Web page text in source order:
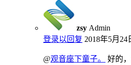
zsy Admin
登录以回复 2018年5月24
@观音座下童子。 好的